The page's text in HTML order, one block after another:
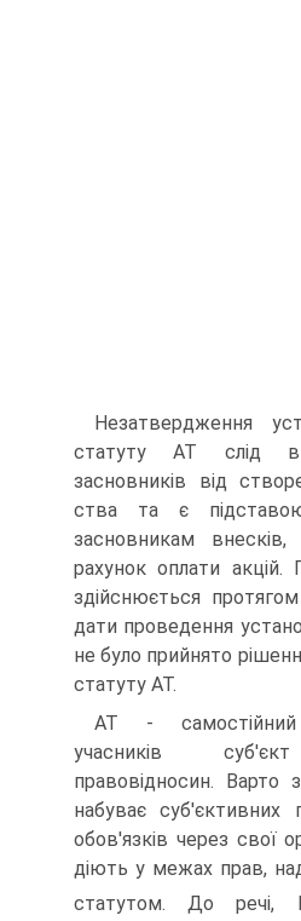
Незатвердження
статуту АТ слід
засновників від
ства та є
засновникам
рахунок оплати акцій.
здійснюється
дати прове­дення
не було прийнято
статуту АТ.
АТ -
учасників
правовідносин. Варто
на­буває
обов'язків через свої
діють у межах прав,
статутом. До речі,